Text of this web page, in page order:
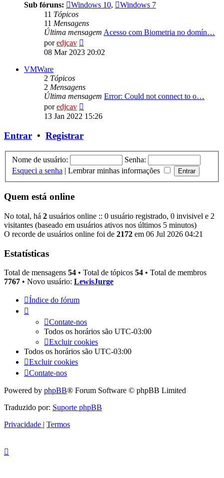
Sub fóruns:
Windows 10,
Windows 7
11 Tópicos
11 Mensagens
Última mensagem Acesso com Biometria no domín…
poredjcav
última
08 Mar 2023 20:02
VMWare
2 Tópicos
2 Mensagens
Última mensagem Error: Could not connect to o…
poredjcav
última
13 Jan 2022 15:26
Entrar • Registrar
Nome de usuário:
Senha:
Esqueci a senha | Lembrar minhas informações
Quem está online
No total, há 2 usuários online :: 0 usuário registrado, 0 invisivel e 2
visitantes (baseado em usuários ativos nos últimos 5 minutos)
O recorde de usuários online foi de 2172 em 06 Jul 2026 04:21
Estatísticas
Total de mensagens 54 • Total de tópicos 54 • Total de membros
7767 • Novo usuário: LewisJurge
Índice do fórum
Contate-nos
Todos os horários são UTC-03:00
Excluir cookies
Todos os horários são UTC-03:00
Excluir cookies
Contate-nos
Powered by phpBB® Forum Software © phpBB Limited
Traduzido por: Suporte phpBB
Privacidade | Termos